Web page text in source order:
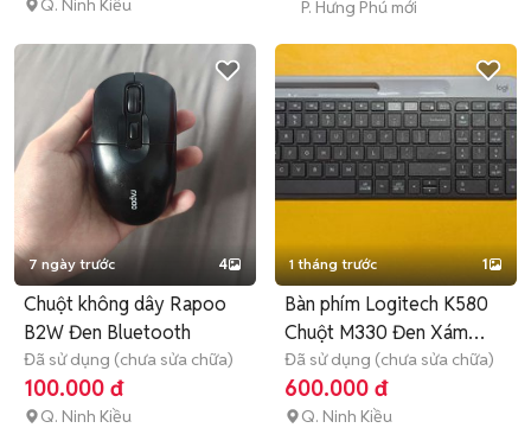
Q. Ninh Kiều
P. Hưng Phú mới
7 ngày trước 4
Chuột không dây Rapoo
B2W Đen Bluetooth
Đã sử dụng (chưa sửa chữa)
100.000 đ
Q. Ninh Kiều
1 tháng trước 1
Bàn phím Logitech K580
Chuột M330 Đen Xám
99%
Đã sử dụng (chưa sửa chữa)
600.000 đ
Q. Ninh Kiều